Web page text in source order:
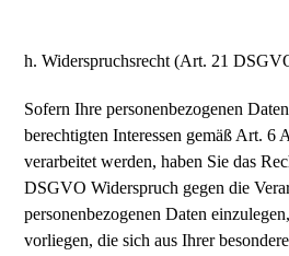
h. Widerspruchsrecht (Art. 21
Sofern Ihre personenbezogenen
berechtigten Interessen gemäß Art.
verarbeitet werden, haben Sie das
DSGVO Widerspruch gegen die
personenbezogenen Daten
vorliegen, die sich aus Ihrer